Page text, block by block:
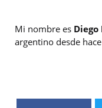
Mi nombre es
argentino desde